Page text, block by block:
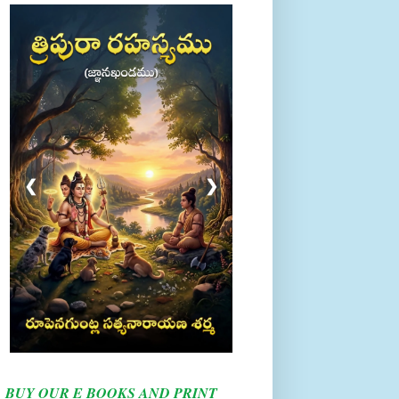
❮ ❯
BOOKS HERE